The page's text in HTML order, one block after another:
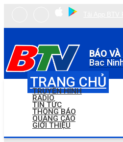
BÁO
Bac
TRANG CHỦ
TRUYỀN HÌNH
RADIO
TIN TỨC
THÔNG BÁO
QUẢNG CÁO
GIỚI THIỆU